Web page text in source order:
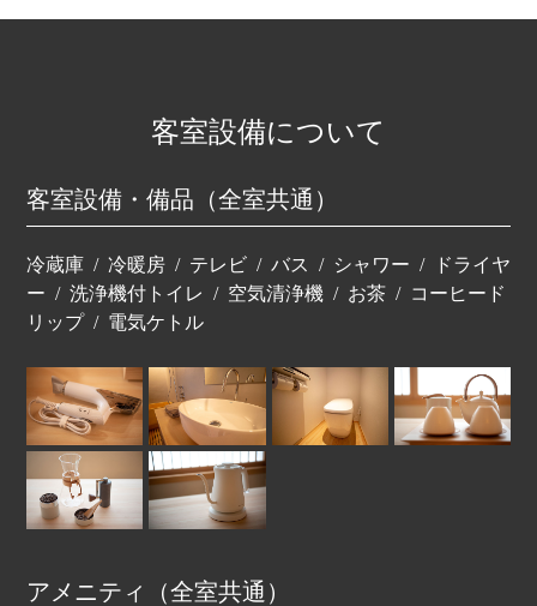
客室設備について
客室設備・備品（全室共通）
冷蔵庫 冷暖房 テレビ バス シャワー
ドライヤ
ー
洗浄機付トイレ 空気清浄機 お茶
コーヒード
リップ
電気ケトル
アメニティ（全室共通）